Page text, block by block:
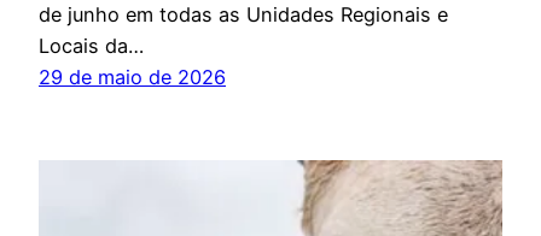
de junho em todas as Unidades Regionais e
Locais da…
29 de maio de 2026